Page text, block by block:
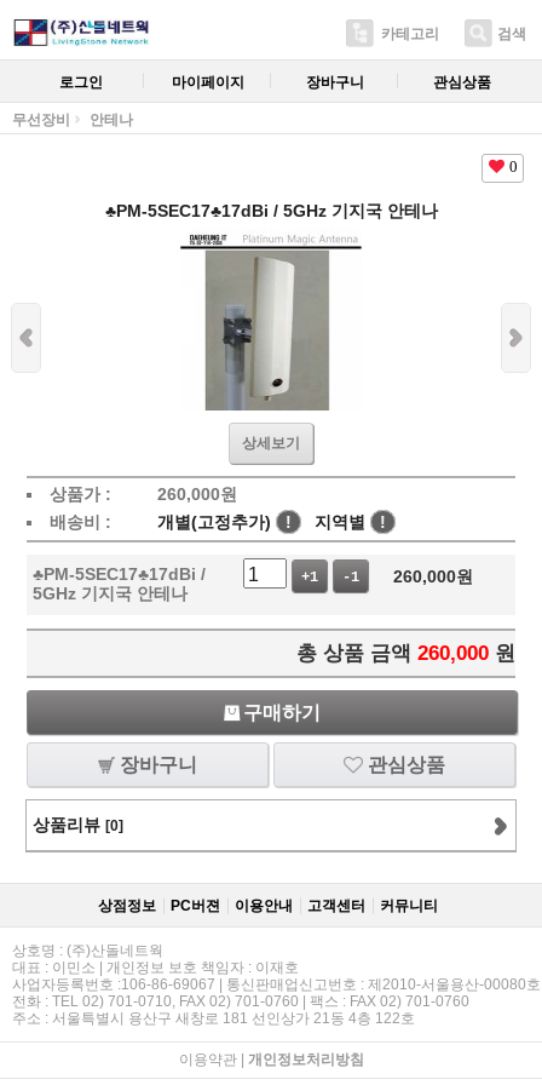
카테고리 검색
로그인 마이페이지 장바구니 관심상품
무선장비 안테나
0
♣PM-5SEC17♣17dBi / 5GHz 기지국 안테나
상세보기
상품가 : 260,000원
배송비 :
개별(고정추가) ! 지역별 !
♣PM-5SEC17♣17dBi /
5GHz 기지국 안테나
+1 -1 260,000원
총 상품 금액 260,000 원
구매하기
장바구니 관심상품
상품리뷰 [0]
상점정보 PC버젼 이용안내 고객센터 커뮤니티
상호명 : (주)산돌네트웍
대표 : 이민소 | 개인정보 보호 책임자 : 이재호
사업자등록번호 :106-86-69067 | 통신판매업신고번호 : 제2010-서울용산-00080호
전화 : TEL 02) 701-0710, FAX 02) 701-0760 | 팩스 : FAX 02) 701-0760
주소 : 서울특별시 용산구 새창로 181 선인상가 21동 4층 122호
이용약관| 개인정보처리방침